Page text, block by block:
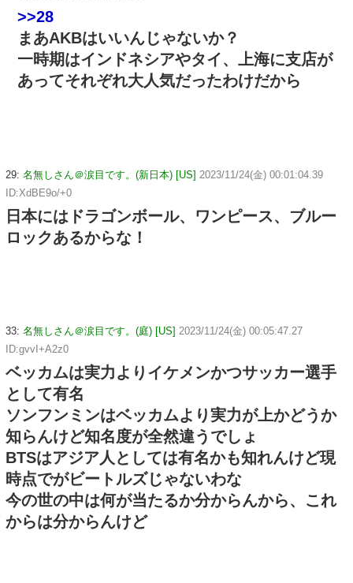
>>28
まあAKBはいいんじゃないか？
一時期はインドネシアやタイ、上海に支店が
あってそれぞれ大人気だったわけだから
29: 名無しさん＠涙目です。(新日本) [US] 2023/11/24(金) 00:01:04.39
ID:XdBE9o/+0
日本にはドラゴンボール、ワンピース、ブルー
ロックあるからな！
33: 名無しさん＠涙目です。(庭) [US] 2023/11/24(金) 00:05:47.27
ID:gvvI+A2z0
ベッカムは実力よりイケメンかつサッカー選手
として有名
ソンフンミンはベッカムより実力が上かどうか
知らんけど知名度が全然違うでしょ
BTSはアジア人としては有名かも知れんけど現
時点でがビートルズじゃないわな
今の世の中は何が当たるか分からんから、これ
からは分からんけど